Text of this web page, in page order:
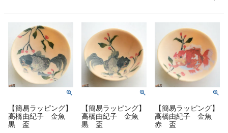
【簡易ラッピング】
高橋由紀子 金魚
黒 盃
【簡易ラッピング】
高橋由紀子 金魚
黒 盃
【簡易ラッピング】
高橋由紀子 金魚
赤 盃